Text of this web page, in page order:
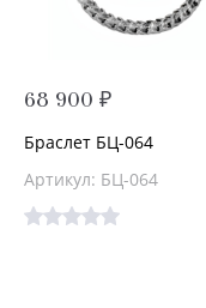
68 900 ₽
Браслет БЦ-064
Артикул: БЦ-064